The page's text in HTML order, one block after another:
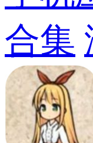
合集